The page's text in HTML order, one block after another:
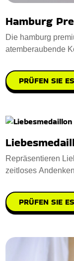
Hamburg
Die hamburg
atemberaubende
PRÜFEN SIE
Repräsentieren
zeitloses
PRÜFEN SIE